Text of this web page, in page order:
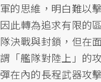
軍的思維，明白難以
因此轉為追求有限的
隊決戰與封鎖，但在
謂「艦隊對陸上」的
彈在內的長程武器攻